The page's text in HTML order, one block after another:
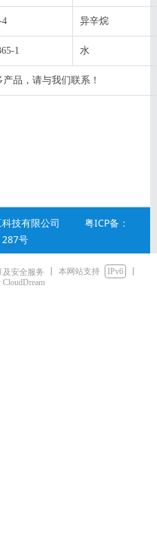
4 异辛烷
1 水
产品，请与我们联系！
科技有限公司 粤ICP备：
号
及安全服务 本网站支持
IPv6
CloudDream